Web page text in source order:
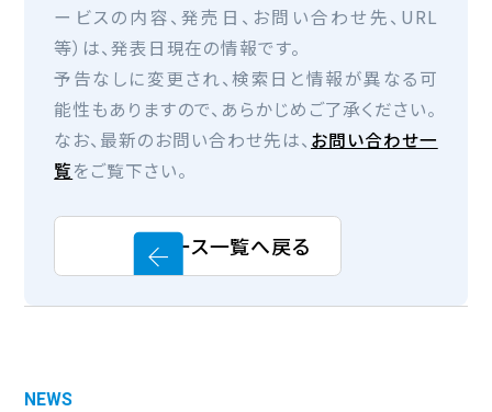
ービスの内容、発売日、お問い合わせ先、URL
等）は、発表日現在の情報です。
予告なしに変更され、検索日と情報が異なる可
能性もありますので、あらかじめご了承ください。
なお、最新のお問い合わせ先は、 お問い合わせ一
覧をご覧下さい。
ニュース一覧へ戻る
NEWS